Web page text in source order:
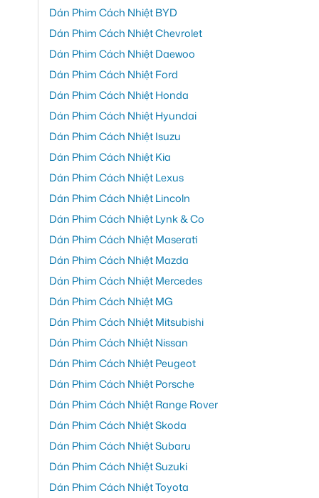
Dán Phim Cách Nhiệt BYD
Dán Phim Cách Nhiệt Chevrolet
Dán Phim Cách Nhiệt Daewoo
Dán Phim Cách Nhiệt Ford
Dán Phim Cách Nhiệt Honda
Dán Phim Cách Nhiệt Hyundai
Dán Phim Cách Nhiệt Isuzu
Dán Phim Cách Nhiệt Kia
Dán Phim Cách Nhiệt Lexus
Dán Phim Cách Nhiệt Lincoln
Dán Phim Cách Nhiệt Lynk & Co
Dán Phim Cách Nhiệt Maserati
Dán Phim Cách Nhiệt Mazda
Dán Phim Cách Nhiệt Mercedes
Dán Phim Cách Nhiệt MG
Dán Phim Cách Nhiệt Mitsubishi
Dán Phim Cách Nhiệt Nissan
Dán Phim Cách Nhiệt Peugeot
Dán Phim Cách Nhiệt Porsche
Dán Phim Cách Nhiệt Range Rover
Dán Phim Cách Nhiệt Skoda
Dán Phim Cách Nhiệt Subaru
Dán Phim Cách Nhiệt Suzuki
Dán Phim Cách Nhiệt Toyota